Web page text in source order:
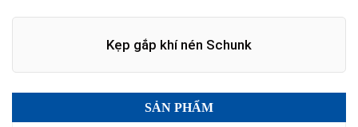
Kẹp gắp khí nén Schunk
SẢN PHẨM